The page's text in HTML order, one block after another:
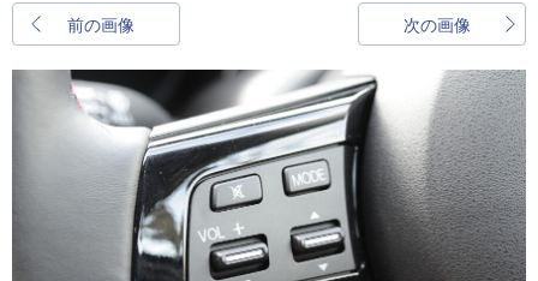
前の画像 次の画像